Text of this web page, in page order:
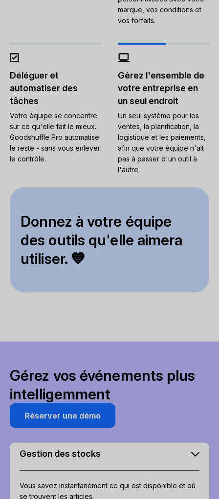
marque, vos conditions et
vos forfaits.
Déléguer et
automatiser des
tâches
Votre équipe se concentre
sur ce qu'elle fait le mieux.
Goodshuffle Pro automatise
le reste - sans vous enlever
le contrôle.
Gérez l'ensemble de
votre entreprise en
un seul endroit
Un seul système pour les
ventes, la planification, la
logistique et les paiements,
afin que votre équipe n'ait
pas à passer d'un outil à
l'autre.
Donnez à votre équipe
des outils qu'elle aimera
utiliser. 💙
Gérez vos événements plus
intelligemment
Réserver une démo
Gestion des stocks
Vous savez instantanément ce qui est disponible et où
se trouvent les articles.